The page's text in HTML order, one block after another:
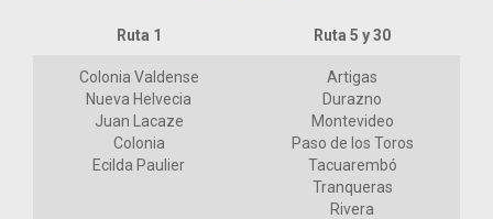
Ruta 1 Ruta 5 y 30
Colonia Valdense
Nueva Helvecia
Juan Lacaze
Colonia
Ecilda Paulier
Artigas
Durazno
Montevideo
Paso de los Toros
Tacuarembó
Tranqueras
Rivera